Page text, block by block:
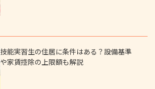
技能実習生の住居に条件はある？設備基準
や家賃控除の上限額も解説